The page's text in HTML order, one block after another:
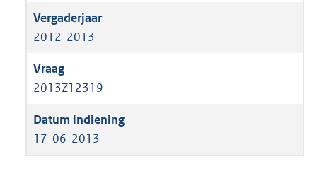
2012-2013
2013Z12319
17-06-2013